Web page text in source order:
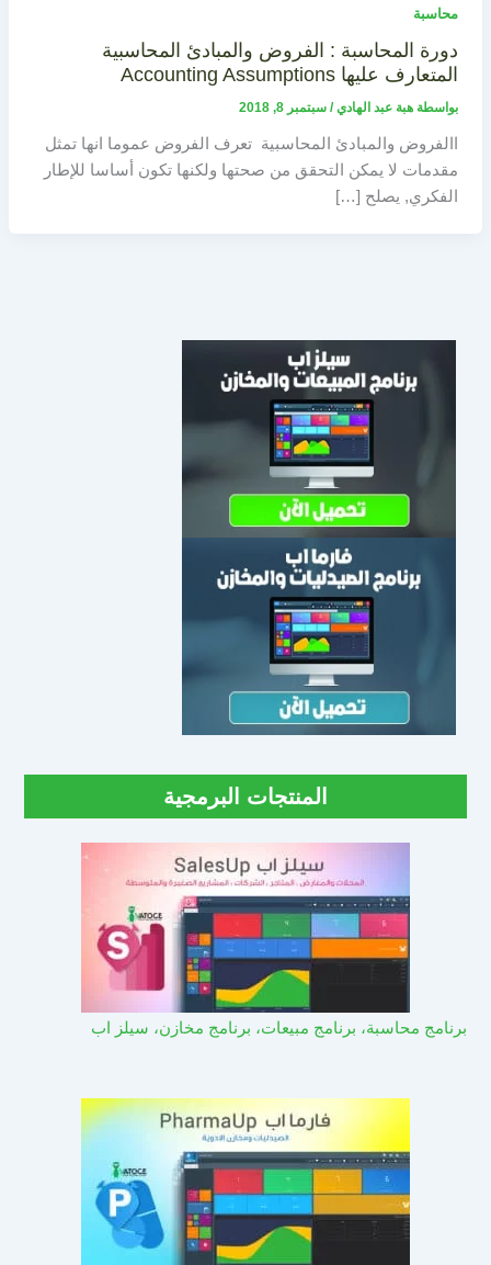
محاسبة
دورة المحاسبة : الفروض والمبادئ المحاسبية
المتعارف عليها Accounting Assumptions
بواسطة هبة عبد الهادي/ سبتمبر 8, 2018
االفروض والمبادئ المحاسبية تعرف الفروض عموما انها تمثل
مقدمات لا يمكن التحقق من صحتها ولكنها تكون أساسا للإطار
الفكري, يصلح […]
المنتجات البرمجية
برنامج محاسبة، برنامج مبيعات، برنامج مخازن، سيلز اب